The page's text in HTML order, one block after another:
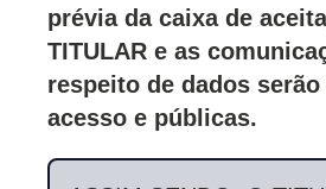
prévia da caixa de
TITULAR e as
respeito de dados
acesso e públicas.